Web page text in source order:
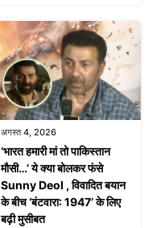
अगस्त 4, 2026
‘भारत हमारी मां तो पाकिस्तान
मौसी…’ ये क्या बोलकर फंसे
Sunny Deol , विवादित बयान
के बीच ‘बंटवारा: 1947’ के लिए
बढ़ी मुसीबत